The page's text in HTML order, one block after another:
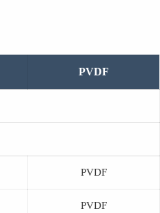
PVDF
PVDF
PVDF